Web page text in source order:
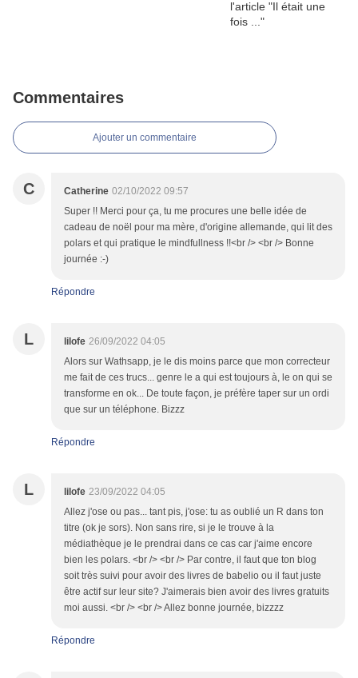
Commentaires
Ajouter un commentaire
C Catherine 02/10/2022 09:57
Super !! Merci pour ça, tu me procures une belle idée de
cadeau de noël pour ma mère, d'origine allemande, qui lit des
polars et qui pratique le mindfullness !!<br /> <br /> Bonne
journée :-)
Répondre
L lilofe 26/09/2022 04:05
Alors sur Wathsapp, je le dis moins parce que mon correcteur
me fait de ces trucs... genre le a qui est toujours à, le on qui se
transforme en ok... De toute façon, je préfère taper sur un ordi
que sur un téléphone. Bizzz
Répondre
L lilofe 23/09/2022 04:05
Allez j'ose ou pas... tant pis, j'ose: tu as oublié un R dans ton
titre (ok je sors). Non sans rire, si je le trouve à la
médiathèque je le prendrai dans ce cas car j'aime encore
bien les polars. <br /> <br /> Par contre, il faut que ton blog
soit très suivi pour avoir des livres de babelio ou il faut juste
être actif sur leur site? J'aimerais bien avoir des livres gratuits
moi aussi. <br /> <br /> Allez bonne journée, bizzzz
Répondre